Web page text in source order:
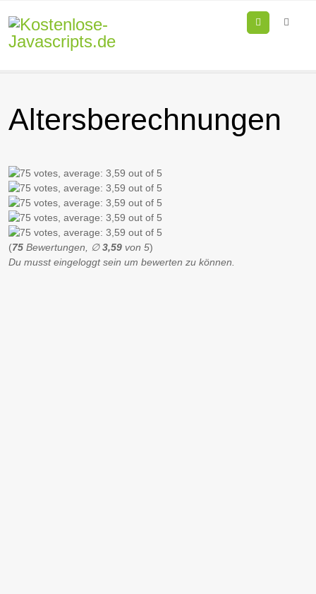
Menu
Altersberechnungen
(75 Bewertungen, ∅3,59 von 5)
Du musst eingeloggt sein um bewerten zu können.